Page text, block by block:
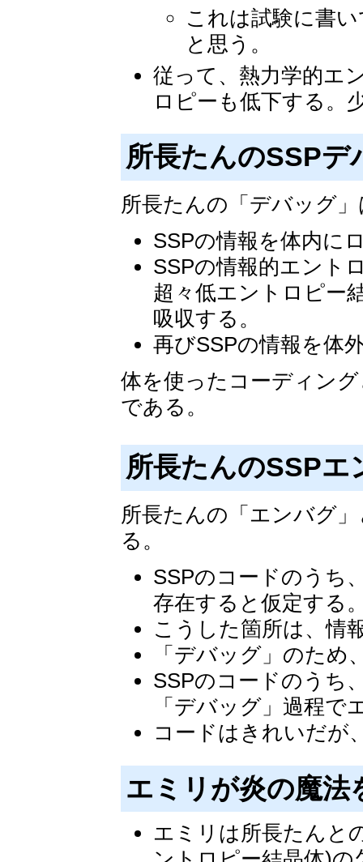
これは試験に書
と思う。
従って、熱力学的エ
ロピーも低下する。
所長たんのSSP
所長たんの「デバッグ
SSPの情報を体内に
SSPの情報的エント
超々低エントロピー
吸収する。
再びSSPの情報を体
体を使ったコーディン
である。
所長たんのSSP
所長たんの「エンバグ
る。
SSPのコードのうち
存在すると仮定する
こうした箇所は、情
「デバッグ」のた
SSPのコードのうち
「デバッグ」過程
コードはきれいだが
エミリが炎の魔法
エミリは所長たんと